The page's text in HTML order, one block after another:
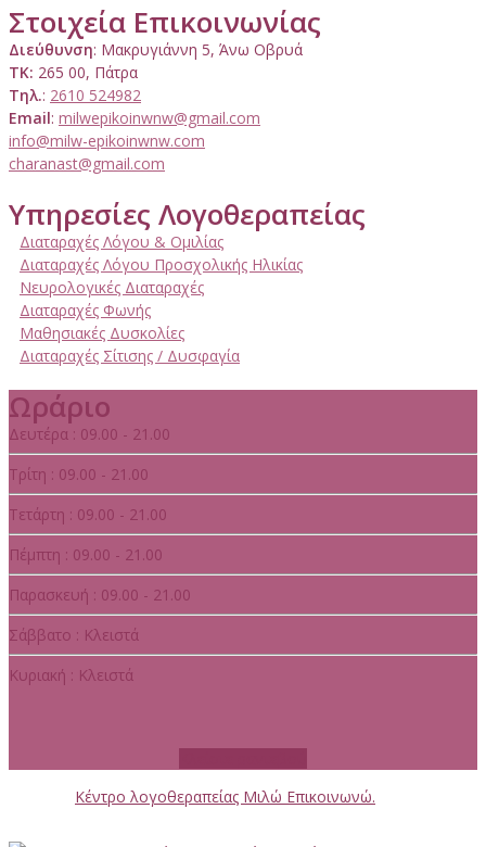
Στοιχεία Επικοινωνίας
Διεύθυνση: Μακρυγιάννη 5, Άνω Οβρυά
ΤΚ: 265 00, Πάτρα
Τηλ.: 2610 524982
Email: milwepikoinwnw@gmail.com
info@milw-epikoinwnw.com
charanast@gmail.com
Υπηρεσίες Λογοθεραπείας
Διαταραχές Λόγου & Ομιλίας
Διαταραχές Λόγου Προσχολικής Ηλικίας
Νευρολογικές Διαταραχές
Διαταραχές Φωνής
Μαθησιακές Δυσκολίες
Διαταραχές Σίτισης / Δυσφαγία
Ωράριο
Δευτέρα : 09.00 - 21.00
Τρίτη : 09.00 - 21.00
Τετάρτη : 09.00 - 21.00
Πέμπτη : 09.00 - 21.00
Παρασκευή : 09.00 - 21.00
Σάββατο : Κλειστά
Κυριακή : Κλειστά
Κέντρο λογοθεραπείας Μιλώ Επικοινωνώ.